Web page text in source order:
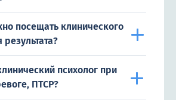
посещать клинического
результата?
психолог при
ПТСР?